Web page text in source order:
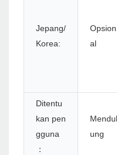
Jepang/
Korea:
Opsion
al
Ditentu
kan pen
gguna
：
ung